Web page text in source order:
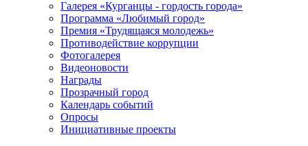
Галерея «Курганцы - гордость города»
Программа «Любимый город»
Премия «Трудящаяся молодежь»
Противодействие коррупции
Фотогалерея
Видеоновости
Награды
Прозрачный город
Календарь событий
Опросы
Инициативные проекты